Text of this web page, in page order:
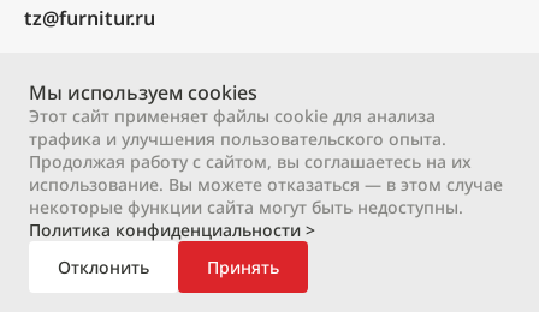
В корзину
tz@furnitur.ru
Сб:
9:00 – 17:00
Вс:
выходной
2000 – 2026 © ООО «М-профиль»
Политика конфиденциальностиДоговор оферты
Мы используем cookies
Этот сайт применяет файлы cookie для анализа
трафика и улучшения пользовательского опыта.
Продолжая работу с сайтом, вы соглашаетесь на их
использование. Вы можете отказаться — в этом случае
некоторые функции сайта могут быть недоступны.
Политика конфиденциальности >
Отклонить
Принять